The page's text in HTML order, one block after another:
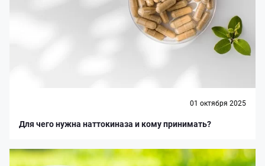
01 октября 2025
Для чего нужна наттокиназа и кому принимать?